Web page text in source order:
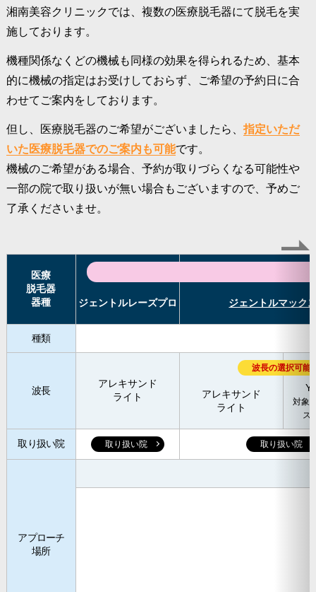
湘南美容クリニックでは、複数の医療脱毛器にて脱毛を実
施しております。
機種関係なくどの機械も同様の効果を得られるため、基本
的に機械の指定はお受けしておらず、ご希望の予約日に合
わせてご案内をしております。
但し、医療脱毛器のご希望がございましたら、 指定いただ
いた医療脱毛器でのご案内も可能です。
機械のご希望がある場合、予約が取りづらくなる可能性や
一部の院で取り扱いが無い場合もございますので、予めご
了承くださいませ。
医療
脱毛器
器種
ジェントルレーズプロ ジェントルマック
種類
波長
アレキサンド
ライト
波長の選択可能
アレキサンド
ライト
対象
ス
取り扱い院 取り扱い院 取り扱い院
アプローチ
場所